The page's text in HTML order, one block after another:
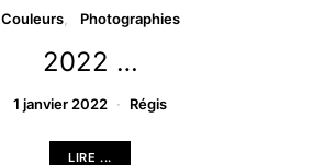
Couleurs Photographies
2022 …
1 janvier 2022 Régis
LIRE ...